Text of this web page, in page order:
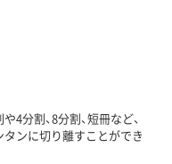
4分割、8分割、短冊など、
ンに切り離すことができ